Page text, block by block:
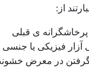
از:
پرخاشگرانه ی قبلی
آزار فیزیکی یا جنسی
در معرض